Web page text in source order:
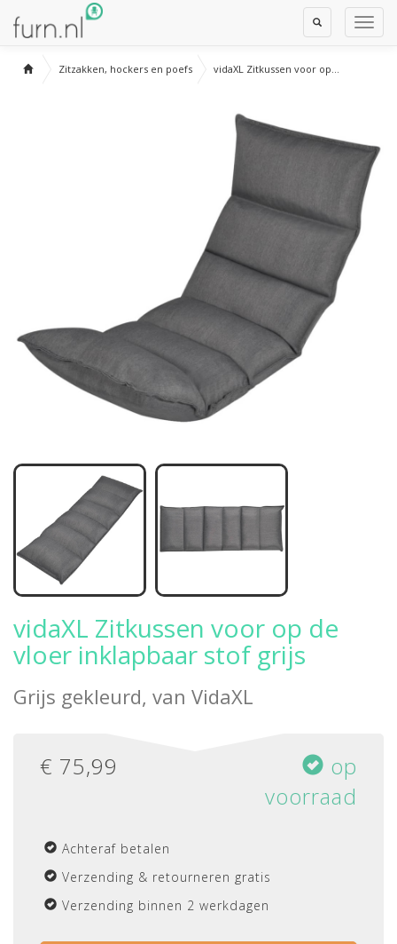
Toggle
Search
Zitzakken, hockers en poefs vidaXL Zitkussen voor op...
vidaXL Zitkussen voor op de
vloer inklapbaar stof grijs
Grijs gekleurd, van VidaXL
€ 75,99
op
voorraad
Achteraf betalen
Verzending & retourneren gratis
Verzending binnen 2 werkdagen